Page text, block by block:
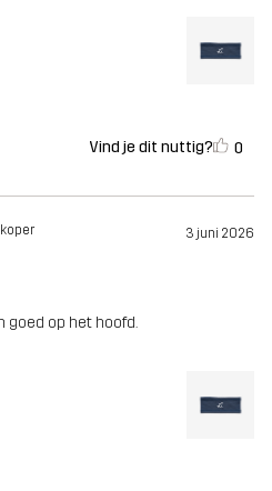
Vind je dit nuttig? 0
3 juni 2026
goed op het hoofd.